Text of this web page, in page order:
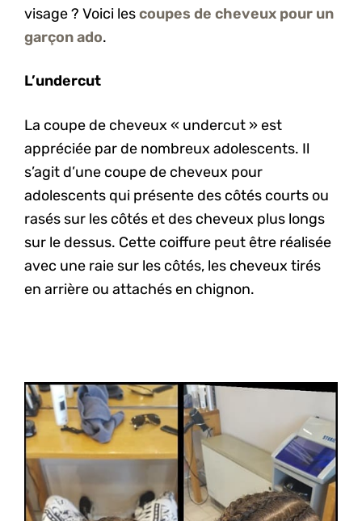
visage ? Voici lescoupes de cheveux pour un
garçon ado.
L’undercut
La coupe de cheveux « undercut » est
appréciée par de nombreux adolescents. Il
s’agit d’une coupe de cheveux pour
adolescents qui présente des côtés courts ou
rasés sur les côtés et des cheveux plus longs
sur le dessus. Cette coiffure peut être réalisée
avec une raie sur les côtés, les cheveux tirés
en arrière ou attachés en chignon.